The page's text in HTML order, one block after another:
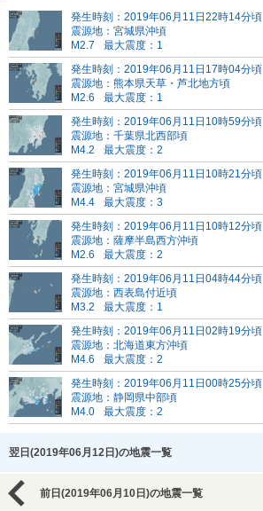
発生時刻：2019年06月11日22時14分頃
震源地：宮城県沖頃
M2.7
最大震度：1
発生時刻：2019年06月11日17時04分頃
震源地：熊本県天草・芦北地方頃
M2.6
最大震度：1
発生時刻：2019年06月11日10時59分頃
震源地：千葉県北西部頃
M4.2
最大震度：2
発生時刻：2019年06月11日10時21分頃
震源地：宮城県沖頃
M4.4
最大震度：3
発生時刻：2019年06月11日10時12分頃
震源地：薩摩半島西方沖頃
M2.6
最大震度：2
発生時刻：2019年06月11日04時44分頃
震源地：西表島付近頃
M3.2
最大震度：1
発生時刻：2019年06月11日02時19分頃
震源地：北海道東方沖頃
M4.6
最大震度：2
発生時刻：2019年06月11日00時25分頃
震源地：静岡県中部頃
M4.0
最大震度：2
翌日(2019年06月12日)の地震一覧
前日(2019年06月10日)の地震一覧